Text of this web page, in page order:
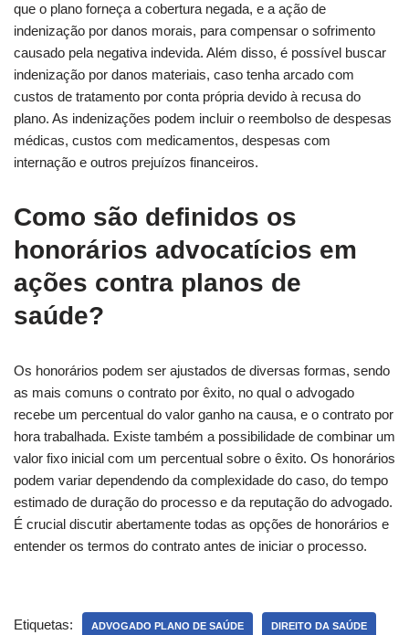
que o plano forneça a cobertura negada, e a ação de
indenização por danos morais, para compensar o sofrimento
causado pela negativa indevida. Além disso, é possível buscar
indenização por danos materiais, caso tenha arcado com
custos de tratamento por conta própria devido à recusa do
plano. As indenizações podem incluir o reembolso de despesas
médicas, custos com medicamentos, despesas com
internação e outros prejuízos financeiros.
Como são definidos os
honorários advocatícios em
ações contra planos de
saúde?
Os honorários podem ser ajustados de diversas formas, sendo
as mais comuns o contrato por êxito, no qual o advogado
recebe um percentual do valor ganho na causa, e o contrato por
hora trabalhada. Existe também a possibilidade de combinar um
valor fixo inicial com um percentual sobre o êxito. Os honorários
podem variar dependendo da complexidade do caso, do tempo
estimado de duração do processo e da reputação do advogado.
É crucial discutir abertamente todas as opções de honorários e
entender os termos do contrato antes de iniciar o processo.
Etiquetas: ADVOGADO PLANO DE SAÚDE DIREITO DA SAÚDE